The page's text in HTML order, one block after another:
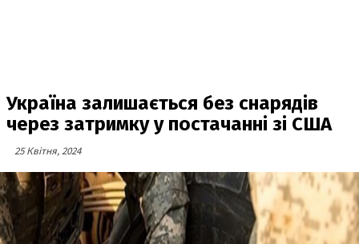
Україна залишається без снарядів
через затримку у постачанні зі США
25 Квітня, 2024